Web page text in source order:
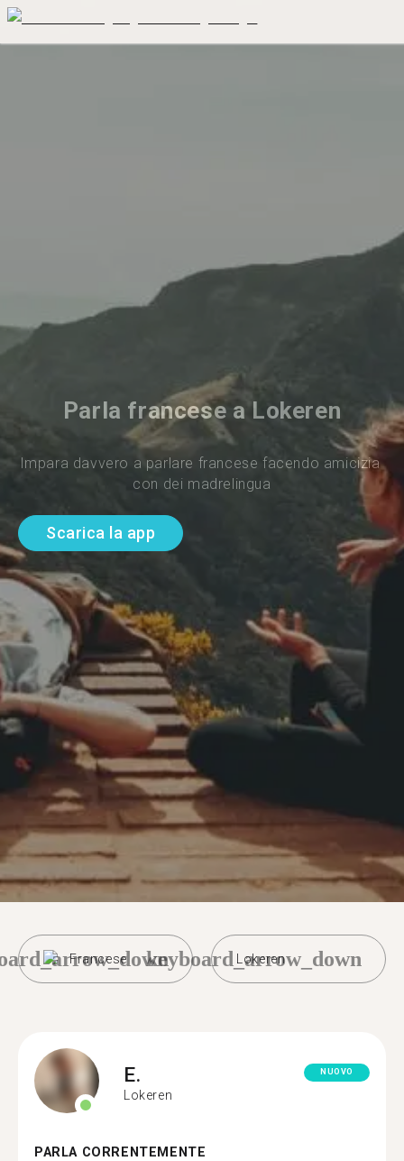
Parla francese a Lokeren
Impara davvero a parlare francese facendo amicizia
con dei madrelingua
Scarica la app
Francese Lokeren
keyboard_arrow_down
E.
Lokeren
NUOVO
PARLA CORRENTEMENTE